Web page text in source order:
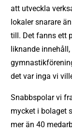
att utveckla
lokaler snarare
till. Det fanns ett
liknande
det var inga vi
Snabbspolar vi
mycket i bolaget
mer än 40